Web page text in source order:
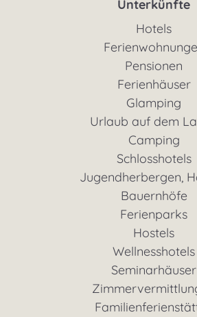
Unterkünfte
Hotels
Pensionen
Ferienhäuser
Glamping
Urlaub auf dem
Camping
Schlosshotels
Jugendherbergen,
Bauernhöfe
Ferienparks
Hostels
Wellnesshotels
Seminarhäuser